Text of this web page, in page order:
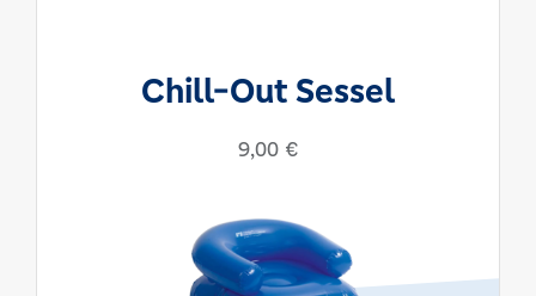
Chill-Out Sessel
9,00 €